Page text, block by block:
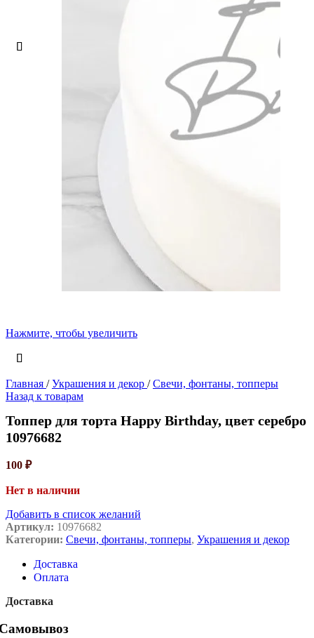
Нажмите, чтобы увеличить
Главная / Украшения и декор / Свечи, фонтаны, топперы
Назад к товарам
Топпер для торта Happy Birthday, цвет серебро
10976682
100 ₽
Нет в наличии
Добавить в список желаний
Артикул: 10976682
Категории: Свечи, фонтаны, топперы, Украшения и декор
Доставка
Оплата
Доставка